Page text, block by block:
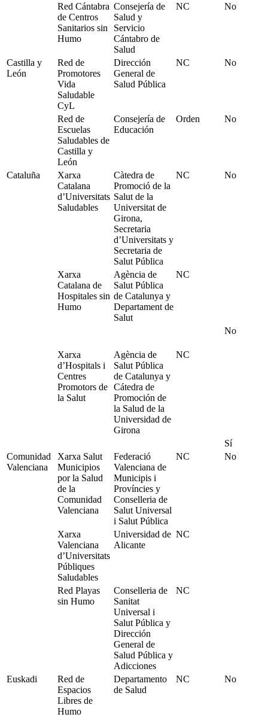
Red Cántabra
de Centros
Sanitarios sin
Humo
Consejería de
Salud y
Servicio
Cántabro de
Salud
NC No
Castilla y
León
Red de
Promotores
Vida
Saludable
CyL
Dirección
General de
Salud Pública
NC No
Red de
Escuelas
Saludables de
Castilla y
León
Consejería de
Educación
Orden No
Cataluña
Xarxa
Catalana
d’Universitats
Saludables
Càtedra de
Promoció de la
Salut de la
Universitat de
Girona,
Secretaria
d’Universitats y
Secretaria de
Salut Pública
NC No
Xarxa
Catalana de
Hospitales sin
Humo
Agència de
Salut Pública
de Catalunya y
Departament de
Salut
NC
No
Xarxa
d’Hospitals i
Centres
Promotors de
la Salut
Agència de
Salut Pública
de Catalunya y
Cátedra de
Promoción de
la Salud de la
Universidad de
Girona
NC
Sí
Comunidad
Valenciana
Xarxa Salut
Municipios
por la Salud
de la
Comunidad
Valenciana
Federació
Valenciana de
Municipis i
Províncies y
Conselleria de
Salut Universal
i Salut Pública
NC No
Xarxa
Valenciana
d’Universitats
Públiques
Saludables
Universidad de
Alicante
NC
Red Playas
sin Humo
Conselleria de
Sanitat
Universal i
Salut Pública y
Dirección
General de
Salud Pública y
Adicciones
NC
Euskadi
Red de
Espacios
Libres de
Humo
Departamento
de Salud
NC No